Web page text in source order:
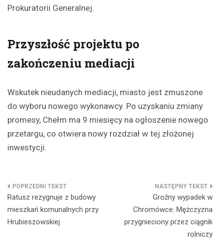
Prokuratorii Generalnej.
Przyszłość projektu po
zakończeniu mediacji
Wskutek nieudanych mediacji, miasto jest zmuszone
do wyboru nowego wykonawcy. Po uzyskaniu zmiany
promesy, Chełm ma 9 miesięcy na ogłoszenie nowego
przetargu, co otwiera nowy rozdział w tej złożonej
inwestycji.
Nawigacja
wpisu
Ratusz rezygnuje z budowy
mieszkań komunalnych przy
Hrubieszowskiej
Groźny wypadek w
Chromówce: Mężczyzna
przygnieciony przez ciągnik
rolniczy